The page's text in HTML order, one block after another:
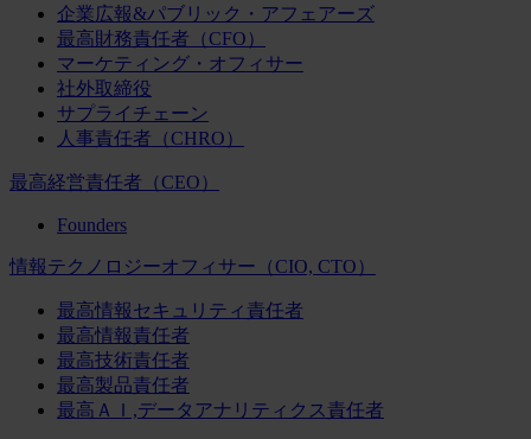
企業広報&パブリック・アフェアーズ
最高財務責任者（CFO）
マーケティング・オフィサー
社外取締役
サプライチェーン
人事責任者（CHRO）
最高経営責任者（CEO）
Founders
情報テクノロジーオフィサー（CIO, CTO）
最高情報セキュリティ責任者
最高情報責任者
最高技術責任者
最高製品責任者
最高ＡＩ,データアナリティクス責任者